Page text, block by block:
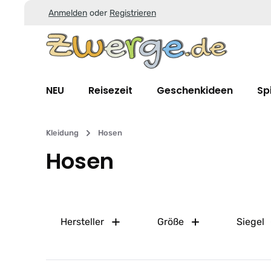
Zum Hauptinhalt springen
Zur Suche springen
Zur Hauptnavigation springen
Anmelden oder Registrieren
NEU Reisezeit Geschenkideen
Kleidung Hosen
Hosen
Hersteller Größe Siegel